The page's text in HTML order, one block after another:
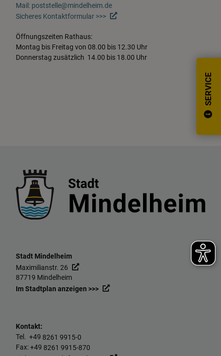
SERVICE
Mail: poststelle@mindelheim.de
Sicheres Kontaktformular >>>
Öffnungszeiten Rathaus:
Montag bis Freitag von 08.00 bis 12.30 Uhr
Donnerstag zusätzlich 14.00 bis 18.00 Uhr
Stadt Mindelheim
Maximilianstr. 26
87719 Mindelheim
Im Stadtplan anzeigen >>>
Kontakt:
Tel. +49 8261 9915-0
Fax: +49 8261 9915-870